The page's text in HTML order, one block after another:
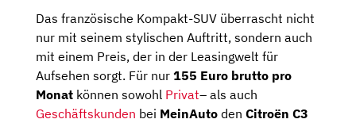
Das französische Kompakt-SUV überrascht nicht
nur mit seinem stylischen Auftritt, sondern auch
mit einem Preis, der in der Leasingwelt für
Aufsehen sorgt. Für nur 155 Euro brutto pro
Monat können sowohl Privat– als auch
Geschäftskunden bei MeinAuto den Citroën C3